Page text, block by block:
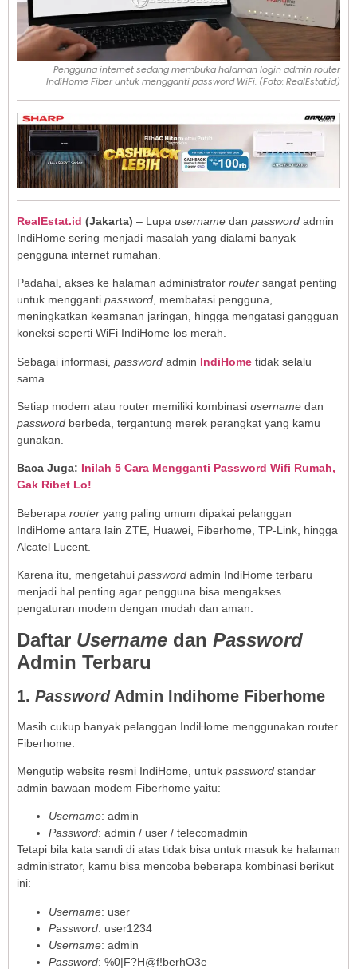
Pengguna internet sedang membuka halaman login admin router
IndiHome Fiber untuk mengganti password WiFi. (Foto: RealEstat.id)
RealEstat.id (Jakarta) – Lupa username dan password admin
IndiHome sering menjadi masalah yang dialami banyak
pengguna internet rumahan.
Padahal, akses ke halaman administrator router sangat penting
untuk mengganti password, membatasi pengguna,
meningkatkan keamanan jaringan, hingga mengatasi gangguan
koneksi seperti WiFi IndiHome los merah.
Sebagai informasi, password admin IndiHome tidak selalu
sama.
Setiap modem atau router memiliki kombinasi username dan
password berbeda, tergantung merek perangkat yang kamu
gunakan.
Baca Juga: Inilah 5 Cara Mengganti Password Wifi Rumah,
Gak Ribet Lo!
Beberapa router yang paling umum dipakai pelanggan
IndiHome antara lain ZTE, Huawei, Fiberhome, TP-Link, hingga
Alcatel Lucent.
Karena itu, mengetahui password admin IndiHome terbaru
menjadi hal penting agar pengguna bisa mengakses
pengaturan modem dengan mudah dan aman.
Daftar Username dan Password
Admin Terbaru
1. PasswordAdmin Indihome Fiberhome
Masih cukup banyak pelanggan IndiHome menggunakan router
Fiberhome.
Mengutip website resmi IndiHome, untuk password standar
admin bawaan modem Fiberhome yaitu:
Username: admin
Password: admin / user / telecomadmin
Tetapi bila kata sandi di atas tidak bisa untuk masuk ke halaman
administrator, kamu bisa mencoba beberapa kombinasi berikut
ini:
Username: user
Password: user1234
Username: admin
Password: %0|F?H@f!berhO3e